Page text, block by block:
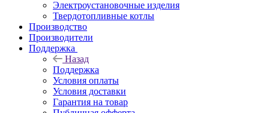
Электроустановочные изделия
Твердотопливные котлы
Производство
Производители
Поддержка
Назад
Поддержка
Условия оплаты
Условия доставки
Гарантия на товар